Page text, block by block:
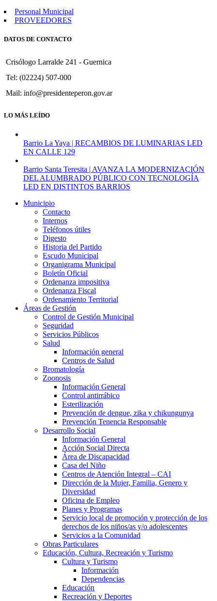
Personal Municipal
PROVEEDORES
DATOS DE CONTACTO
Crisólogo Larralde 241 - Guernica
Tel: (02224) 507-000
Mail: info@presidenteperon.gov.ar
LO MÁS LEÍDO
Barrio La Yaya | RECAMBIOS DE LUMINARIAS LED
EN CALLE 129
Barrio Santa Teresita | AVANZA LA MODERNIZACIÓN
DEL ALUMBRADO PÚBLICO CON TECNOLOGÍA
LED EN DISTINTOS BARRIOS
Municipio
Contacto
Internos
Teléfonos útiles
Digesto
Historia del Partido
Escudo Municipal
Organigrama Municipal
Boletín Oficial
Ordenanza impositiva
Ordenanza Fiscal
Ordenamiento Territorial
Áreas de Gestión
Control de Gestión Municipal
Seguridad
Servicios Públicos
Salud
Información general
Centros de Salud
Bromatología
Zoonosis
Información General
Control antirrábico
Esterilización
Prevención de dengue, zika y chikungunya
Prevención Tenencia Responsable
Desarrollo Social
Información General
Acción Social Directa
Área de Discapacidad
Casa del Niño
Centros de Atención Integral – CAI
Dirección de la Mujer, Familia, Genero y
Diversidad
Oficina de Empleo
Planes y Programas
Servicio local de promoción y protección de los
derechos de los niños/as y/o adolescentes
Servicios a la Comunidad
Obras Particulares
Educación, Cultura, Recreación y Turismo
Cultura y Turismo
Información
Dependencias
Educación
Recreación y Deportes